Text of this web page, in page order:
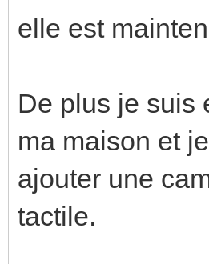
elle est
De plus je suis
ma maison et
ajouter une
tactile.